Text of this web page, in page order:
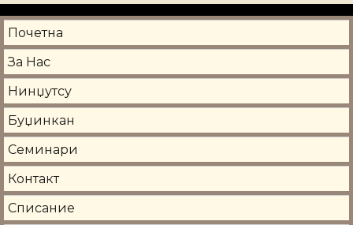
Почетна
За Нас
Нинџутсу
Буџинкан
Семинари
Контакт
Списание